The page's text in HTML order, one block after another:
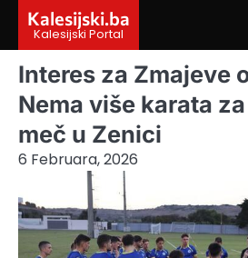
content
Kalesijski.ba
Kalesijski Portal
Interes za Zmajeve
Nema više karata
meč u Zenici
6 Februara, 2026